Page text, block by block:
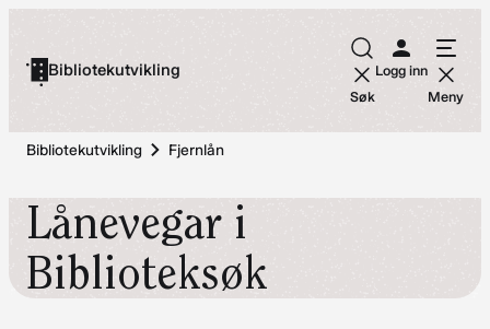
innholdBibliotekutvikling
Søk
Logg inn
Meny
Bibliotekutvikling Fjernlån
Lånevegar i
Biblioteksøk